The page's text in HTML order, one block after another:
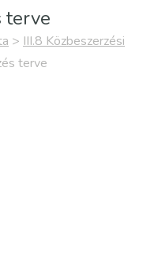
terve
> III.8 Közbeszerzési
terve